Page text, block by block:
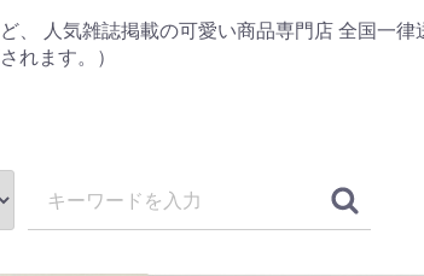
、 人気雑誌掲載の可愛い商品専門店 全国一
れます。）